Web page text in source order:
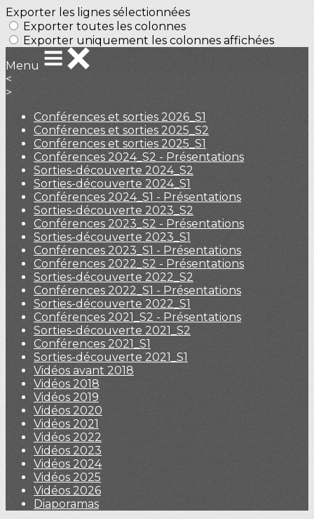
Exporter les lignes sélectionnées
Exporter toutes les colonnes
Exporter uniquement les colonnes affichées
Menu
<
>
Conférences et sorties 2026_S1
Conférences et sorties 2025_S2
Conférences et sorties 2025_S1
Conférences 2024_S2 - Présentations
Sorties-découverte 2024_S2
Sorties-découverte 2024_S1
Conférences 2024_S1 - Présentations
Sorties-découverte 2023_S2
Conférences 2023_S2 - Présentations
Sorties-découverte 2023_S1
Conférences 2023_S1 - Présentations
Conférences 2022_S2 - Présentations
Sorties-découverte 2022_S2
Conférences 2022_S1 - Présentations
Sorties-découverte 2022_S1
Conférences 2021_S2 - Présentations
Sorties-découverte 2021_S2
Conférences 2021_S1
Sorties-découverte 2021_S1
Vidéos avant 2018
Vidéos 2018
Vidéos 2019
Vidéos 2020
Vidéos 2021
Vidéos 2022
Vidéos 2023
Vidéos 2024
Vidéos 2025
Vidéos 2026
Diaporamas